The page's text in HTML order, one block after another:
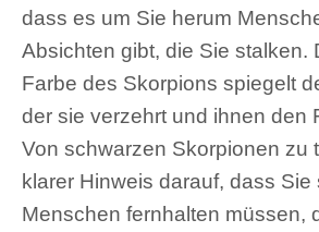
dass es um Sie herum
Absichten gibt, die Sie stalken.
Farbe des Skorpions spiegelt
der sie verzehrt und ihnen den
Von schwarzen Skorpionen zu
klarer Hinweis darauf, dass
Menschen fernhalten müssen,